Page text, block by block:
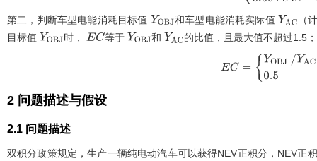
第二，判断车型电能消耗目标值 YOBJ和车型电能消耗实际值 YAC （
目标值 YOBJ时， EC 等于 YOBJ和 YAC的比值，且最大值不超过1.5
EC= YO B J / YA
2 问题描述与假设
2.1 问题描述
双积分政策规定，生产一辆纯电动汽车可以获得NEV正积分，NEV